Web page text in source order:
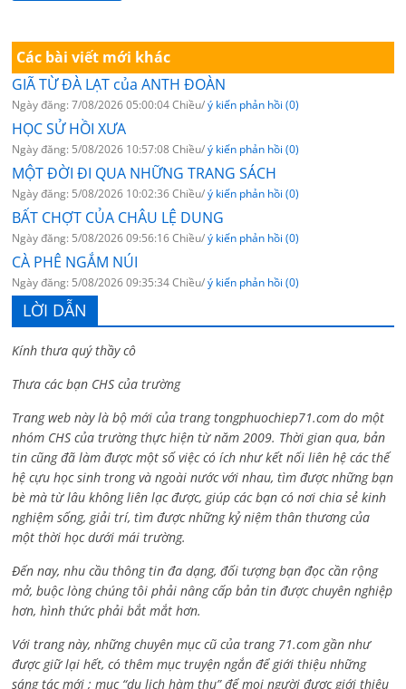
Các bài viết mới khác
GIÃ TỪ ĐÀ LẠT của ANTH ĐOÀN
Ngày đăng: 7/08/2026 05:00:04 Chiều/ý kiến phản hồi (0)
HỌC SỬ HỒI XƯA
Ngày đăng: 5/08/2026 10:57:08 Chiều/ý kiến phản hồi (0)
MỘT ĐỜI ĐI QUA NHỮNG TRANG SÁCH
Ngày đăng: 5/08/2026 10:02:36 Chiều/ý kiến phản hồi (0)
BẤT CHỢT CỦA CHÂU LỆ DUNG
Ngày đăng: 5/08/2026 09:56:16 Chiều/ý kiến phản hồi (0)
CÀ PHÊ NGẮM NÚI
Ngày đăng: 5/08/2026 09:35:34 Chiều/ý kiến phản hồi (0)
LỜI DẪN
Kính thưa quý thầy cô
Thưa các bạn CHS của trường
Trang web này là bộ mới của trang tongphuochiep71.com do một
nhóm CHS của trường thực hiện từ năm 2009. Thời gian qua, bản
tin cũng đã làm được một số việc có ích như kết nối liên hệ các thế
hệ cựu học sinh trong và ngoài nước với nhau, tìm được những bạn
bè mà từ lâu không liên lạc được, giúp các bạn có nơi chia sẻ kinh
nghiệm sống, giải trí, tìm được những kỷ niệm thân thương của
một thời học dưới mái trường.
Đến nay, nhu cầu thông tin đa dạng, đối tượng bạn đọc cần rộng
mở, buộc lòng chúng tôi phải nâng cấp bản tin được chuyên nghiệp
hơn, hình thức phải bắt mắt hơn.
Với trang này, những chuyên mục cũ của trang 71.com gần như
được giữ lại hết, có thêm mục truyện ngắn để giới thiệu những
sáng tác mới ; mục “du lịch hàm thụ” để mọi người được giới thiệu